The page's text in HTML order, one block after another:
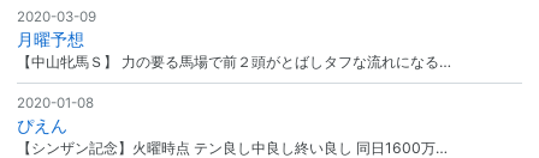
2020-03-09
月曜予想
【中山牝馬Ｓ】 力の要る馬場で前２頭がとばしタフな流れになる…
2020-01-08
ぴえん
【シンザン記念】火曜時点 テン良し中良し終い良し 同日1600万…